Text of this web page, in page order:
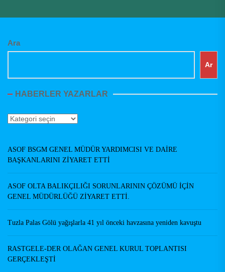
Ara
Ar
HABERLER YAZARLAR
Haberler
ASOF BSGM GENEL MÜDÜR YARDIMCISI VE DAİRE
BAŞKANLARINI ZİYARET ETTİ
ASOF OLTA BALIKÇILIĞI SORUNLARININ ÇÖZÜMÜ İÇİN
GENEL MÜDÜRLÜĞÜ ZİYARET ETTİ.
Tuzla Palas Gölü yağışlarla 41 yıl önceki havzasına yeniden kavuştu
RASTGELE-DER OLAĞAN GENEL KURUL TOPLANTISI
GERÇEKLEŞTİ